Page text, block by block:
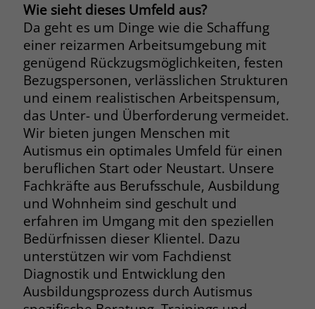
Wie sieht dieses Umfeld aus?
Da geht es um Dinge wie die Schaffung
einer reizarmen Arbeitsumgebung mit
genügend Rückzugsmöglichkeiten, festen
Bezugspersonen, verlässlichen Strukturen
und einem realistischen Arbeitspensum,
das Unter- und Überforderung vermeidet.
Wir bieten jungen Menschen mit
Autismus ein optimales Umfeld für einen
beruflichen Start oder Neustart. Unsere
Fachkräfte aus Berufsschule, Ausbildung
und Wohnheim sind geschult und
erfahren im Umgang mit den speziellen
Bedürfnissen dieser Klientel. Dazu
unterstützen wir vom Fachdienst
Diagnostik und Entwicklung den
Ausbildungsprozess durch Autismus